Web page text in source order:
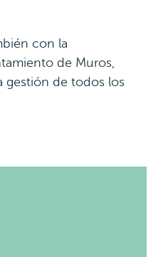
con la
de Muros,
gestión de todos los